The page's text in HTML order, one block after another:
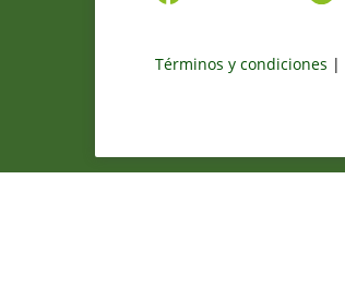
Términos y condiciones |